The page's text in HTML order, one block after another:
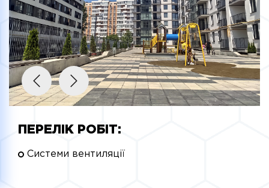
ПЕРЕЛІК РОБІТ:
Системи вентиляції